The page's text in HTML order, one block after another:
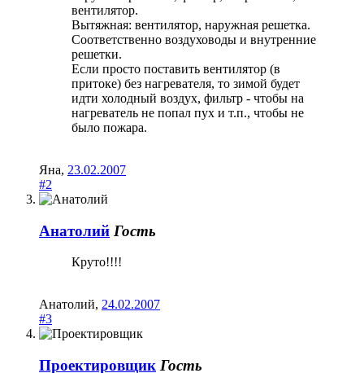
вентилятор.
Вытяжная: вентилятор, наружная решетка.
Соответственно воздуховоды и внутренние
решетки.
Если просто поставить вентилятор (в
притоке) без нагревателя, то зимой будет
идти холодный воздух, фильтр - чтобы на
нагреватель не попал пух и т.п., чтобы не
было пожара.
Яна, 23.02.2007
#2
Анатолий Гость
Круто!!!!
Анатолий, 24.02.2007
#3
Проектировщик Гость